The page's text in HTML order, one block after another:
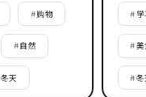
#购物
#自然
冬天
# 学
#美
#冬